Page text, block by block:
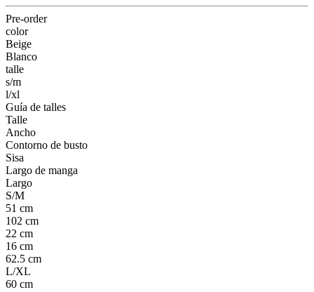
Pre-order
color
Beige
Blanco
talle
s/m
l/xl
Guía de talles
Talle
Ancho
Contorno de busto
Sisa
Largo de manga
Largo
S/M
51 cm
102 cm
22 cm
16 cm
62.5 cm
L/XL
60 cm